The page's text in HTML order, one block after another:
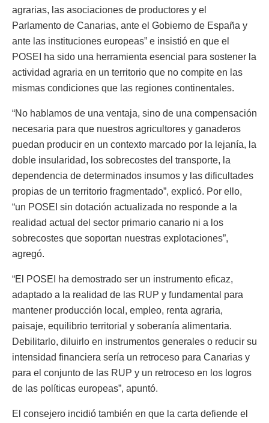
agrarias, las asociaciones de productores y el
Parlamento de Canarias, ante el Gobierno de España y
ante las instituciones europeas” e insistió en que el
POSEI ha sido una herramienta esencial para sostener la
actividad agraria en un territorio que no compite en las
mismas condiciones que las regiones continentales.
“No hablamos de una ventaja, sino de una compensación
necesaria para que nuestros agricultores y ganaderos
puedan producir en un contexto marcado por la lejanía, la
doble insularidad, los sobrecostes del transporte, la
dependencia de determinados insumos y las dificultades
propias de un territorio fragmentado”, explicó. Por ello,
“un POSEI sin dotación actualizada no responde a la
realidad actual del sector primario canario ni a los
sobrecostes que soportan nuestras explotaciones”,
agregó.
“El POSEI ha demostrado ser un instrumento eficaz,
adaptado a la realidad de las RUP y fundamental para
mantener producción local, empleo, renta agraria,
paisaje, equilibrio territorial y soberanía alimentaria.
Debilitarlo, diluirlo en instrumentos generales o reducir su
intensidad financiera sería un retroceso para Canarias y
para el conjunto de las RUP y un retroceso en los logros
de las políticas europeas”, apuntó.
El consejero incidió también en que la carta defiende el